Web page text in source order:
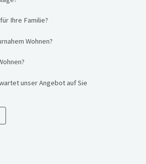
Ihre Familie?
Wohnen?
unser Angebot auf Sie